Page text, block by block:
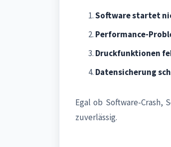
Software startet
Performance-
Druckfunktionen
Datensicherung
Egal ob Software-Crash,
zuverlässig.